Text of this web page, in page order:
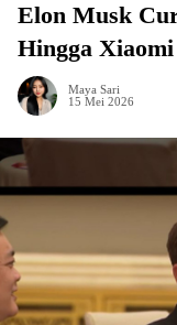
Elon Musk
Hingga
Maya Sari
15 Mei 2026